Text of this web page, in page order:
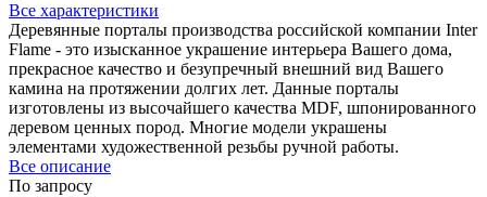
Все характеристики
Деревянные порталы производства российской компании Inter
Flame - это изысканное украшение интерьера Вашего дома,
прекрасное качество и безупречный внешний вид Вашего
камина на протяжении долгих лет. Данные порталы
изготовлены из высочайшего качества MDF, шпонированного
деревом ценных пород. Многие модели украшены
элементами художественной резьбы ручной работы.
Все описание
По запросу